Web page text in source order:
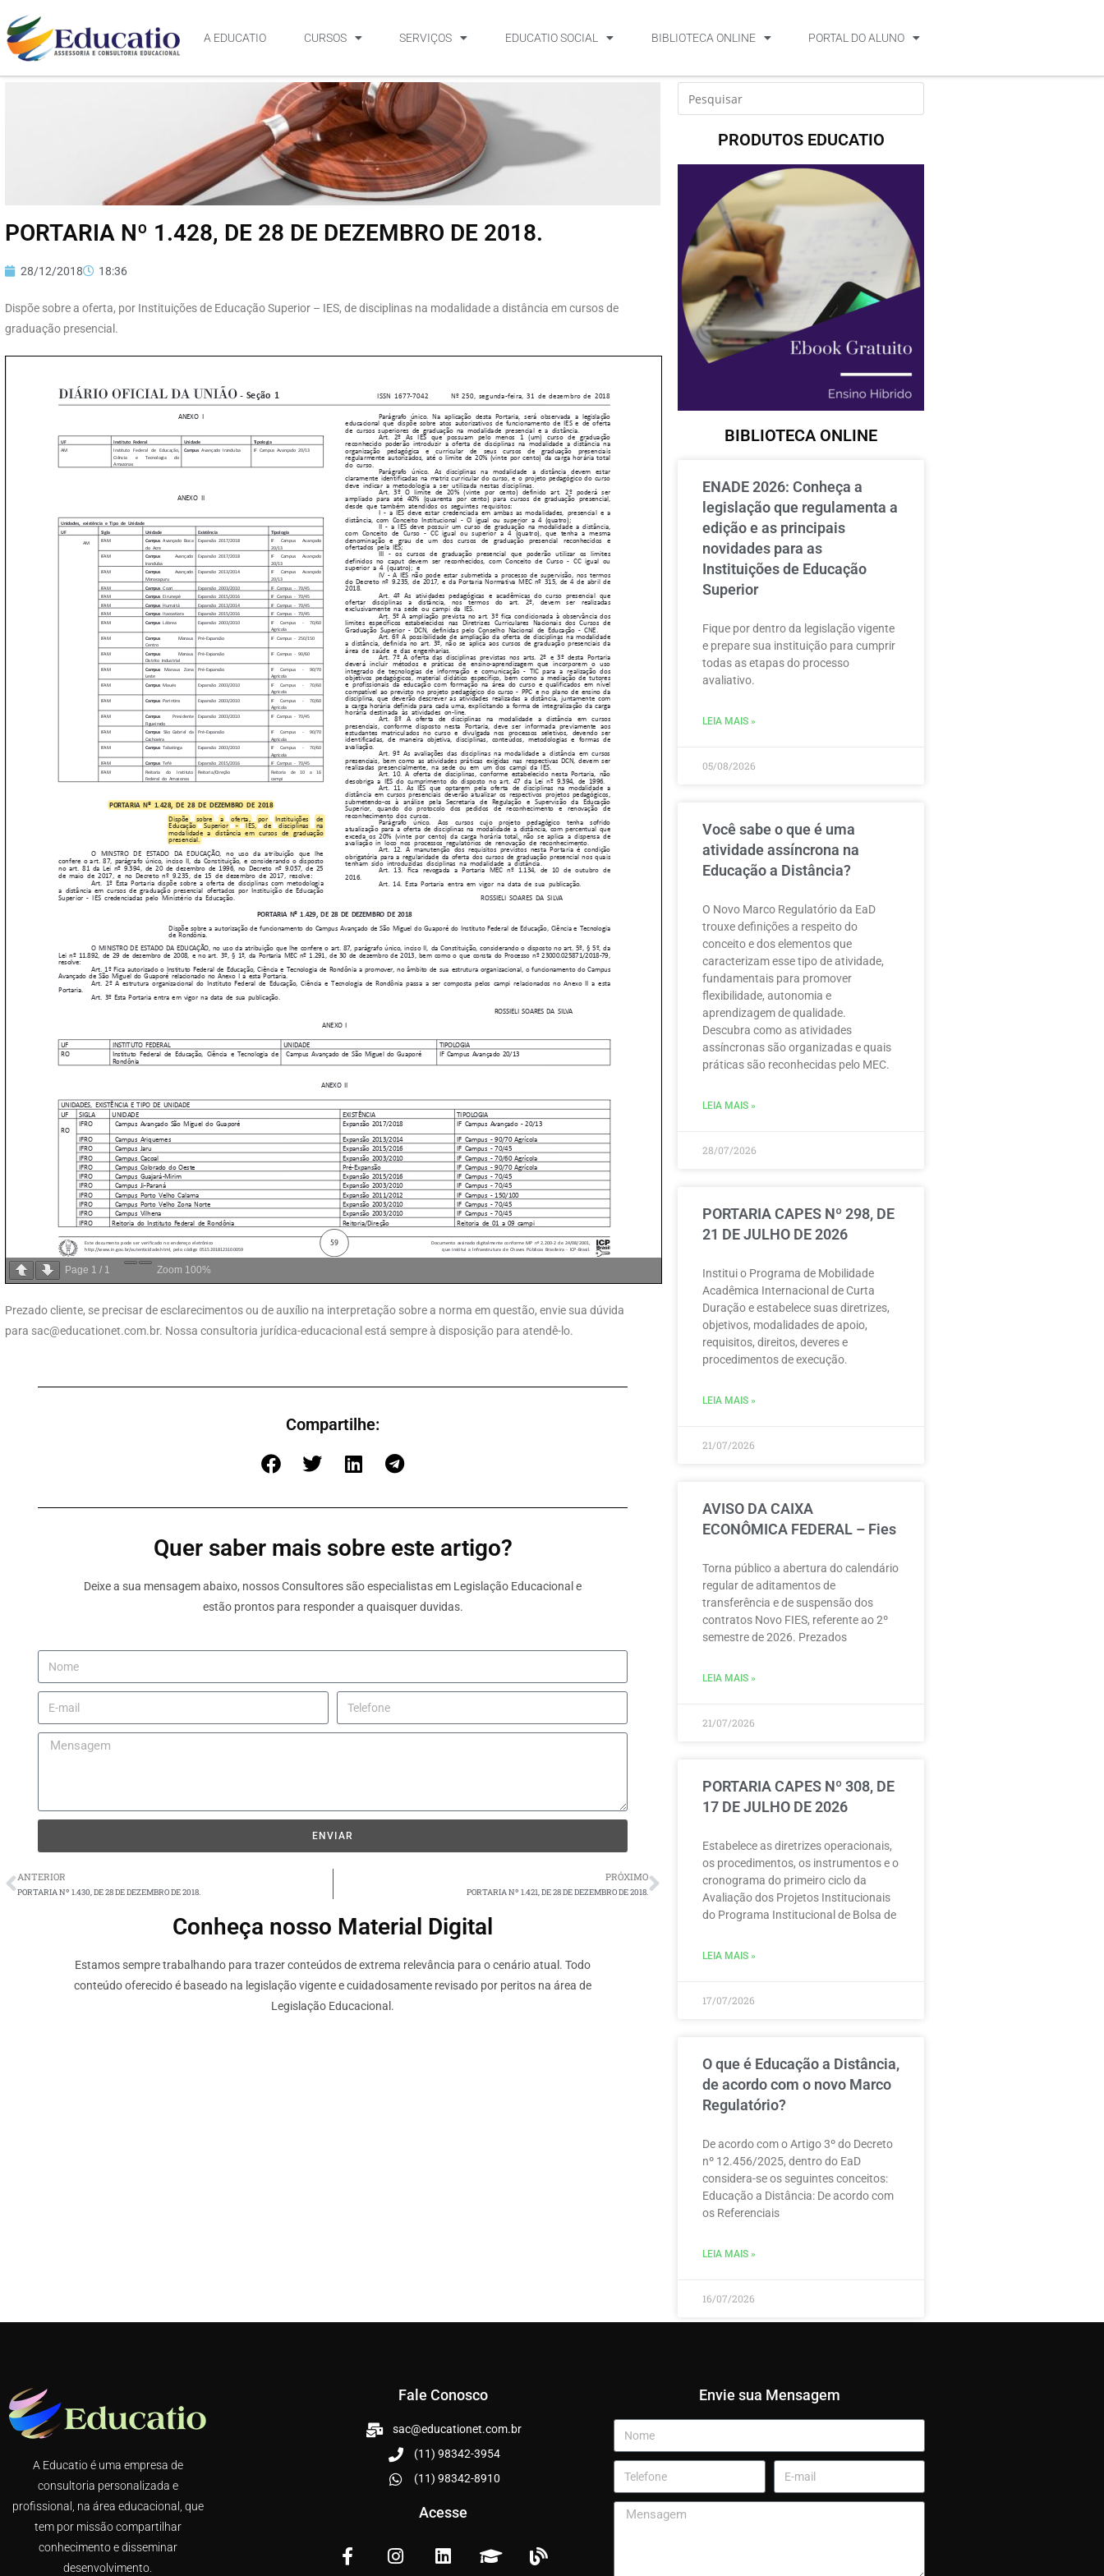
A EDUCATIO CURSOS SERVIÇOS EDUCATIO SOCIAL BIBLIOTECA ONLINE PORTAL DO ALUNO
PORTARIA Nº 1.428, DE 28 DE DEZEMBRO DE 2018.
28/12/2018 18:36
Dispõe sobre a oferta, por Instituições de Educação Superior – IES, de disciplinas na modalidade a distância em cursos de
graduação presencial.
Page 1 / 1 Zoom 100%
Prezado cliente, se precisar de esclarecimentos ou de auxílio na interpretação sobre a norma em questão, envie sua dúvida
para sac@educationet.com.br. Nossa consultoria jurídica-educacional está sempre à disposição para atendê-lo.
Compartilhe:
Quer saber mais sobre este artigo?
Deixe a sua mensagem abaixo, nossos Consultores são especialistas em Legislação Educacional e
estão prontos para responder a quaisquer duvidas.
ENVIAR
ANTERIOR
PORTARIA Nº 1.430, DE 28 DE DEZEMBRO DE 2018.
PRÓXIMO
PORTARIA Nº 1.421, DE 28 DE DEZEMBRO DE 2018.
Conheça nosso Material Digital
Estamos sempre trabalhando para trazer conteúdos de extrema relevância para o cenário atual. Todo
conteúdo oferecido é baseado na legislação vigente e cuidadosamente revisado por peritos na área de
Legislação Educacional.
PRODUTOS EDUCATIO
BIBLIOTECA ONLINE
ENADE 2026: Conheça a
legislação que regulamenta a
edição e as principais
novidades para as
Instituições de Educação
Superior
Fique por dentro da legislação vigente
e prepare sua instituição para cumprir
todas as etapas do processo
avaliativo.
LEIA MAIS »
05/08/2026
Você sabe o que é uma
atividade assíncrona na
Educação a Distância?
O Novo Marco Regulatório da EaD
trouxe definições a respeito do
conceito e dos elementos que
caracterizam esse tipo de atividade,
fundamentais para promover
flexibilidade, autonomia e
aprendizagem de qualidade.
Descubra como as atividades
assíncronas são organizadas e quais
práticas são reconhecidas pelo MEC.
LEIA MAIS »
28/07/2026
PORTARIA CAPES Nº 298, DE
21 DE JULHO DE 2026
Institui o Programa de Mobilidade
Acadêmica Internacional de Curta
Duração e estabelece suas diretrizes,
objetivos, modalidades de apoio,
requisitos, direitos, deveres e
procedimentos de execução.
LEIA MAIS »
21/07/2026
AVISO DA CAIXA
ECONÔMICA FEDERAL – Fies
Torna público a abertura do calendário
regular de aditamentos de
transferência e de suspensão dos
contratos Novo FIES, referente ao 2º
semestre de 2026. Prezados
LEIA MAIS »
21/07/2026
PORTARIA CAPES Nº 308, DE
17 DE JULHO DE 2026
Estabelece as diretrizes operacionais,
os procedimentos, os instrumentos e o
cronograma do primeiro ciclo da
Avaliação dos Projetos Institucionais
do Programa Institucional de Bolsa de
LEIA MAIS »
17/07/2026
O que é Educação a Distância,
de acordo com o novo Marco
Regulatório?
De acordo com o Artigo 3º do Decreto
nº 12.456/2025, dentro do EaD
considera-se os seguintes conceitos:
Educação a Distância: De acordo com
os Referenciais
LEIA MAIS »
16/07/2026
A Educatio é uma empresa de
consultoria personalizada e
profissional, na área educacional, que
tem por missão compartilhar
conhecimento e disseminar
desenvolvimento.
Fale Conosco
sac@educationet.com.br
(11) 98342-3954
(11) 98342-8910
Acesse
Envie sua Mensagem